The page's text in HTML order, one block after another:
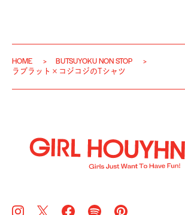
HOME
BUTSUYOKU NON STOP
ラブラット×コジコジのTシャツ